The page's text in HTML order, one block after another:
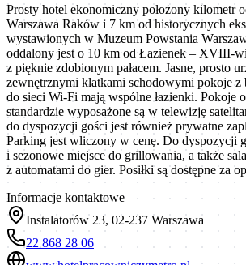
Prosty hotel ekonomiczny położony kilometr
Warszawa Raków i 7 km od historycznych
wystawionych w Muzeum Powstania
oddalony jest o 10 km od Łazienek – XVIII-
z pięknie zdobionym pałacem. Jasne, prosto
zewnętrznymi klatkami schodowymi pokoje z
do sieci Wi-Fi mają wspólne łazienki. Pokoje
standardzie wyposażone są w telewizję
do dyspozycji gości jest również prywatne
Parking jest wliczony w cenę. Do dyspozycji
i sezonowe miejsce do grillowania, a także
z automatami do gier. Posiłki są dostępne za
Informacje kontaktowe
Instalatorów 23, 02-237 Warszawa
22 868 28 06